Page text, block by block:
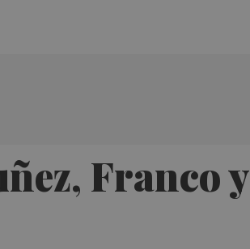
Franco y